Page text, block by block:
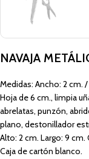
NAVAJA
Medidas: Ancho: 2 cm.
Hoja de 6 cm., limpia
abrelatas, punzón,
plano, destonillador
Alto: 2 cm. Largo: 9
Caja de cartón blanco.